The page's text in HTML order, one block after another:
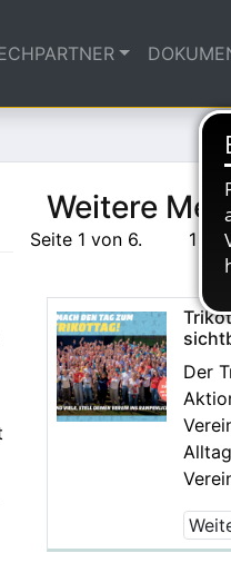
Weitere
Seite 1 von 6. 1 3
Der